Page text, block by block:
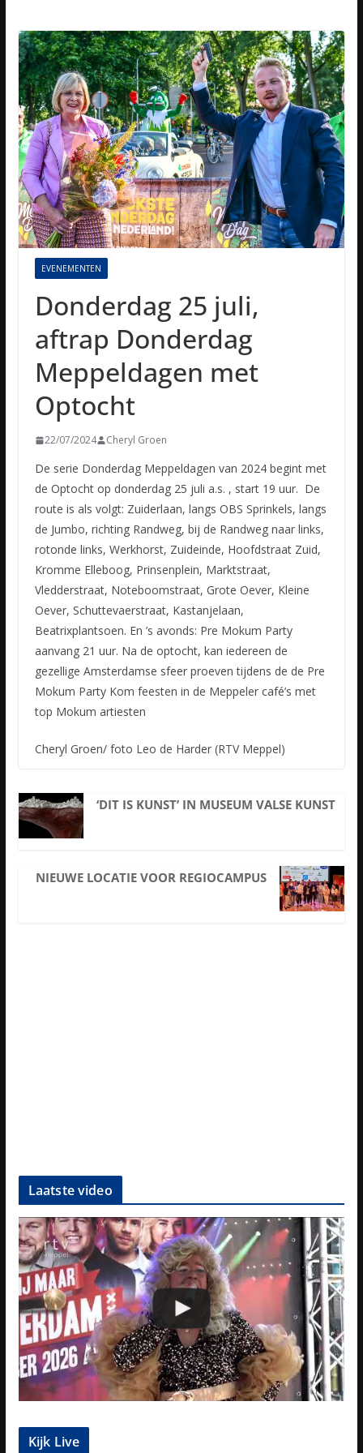
EVENEMENTEN
Donderdag 25 juli,
aftrap Donderdag
Meppeldagen met
Optocht
22/07/2024 Cheryl Groen
De serie Donderdag Meppeldagen van 2024 begint met
de Optocht op donderdag 25 juli a.s. , start 19 uur. De
route is als volgt: Zuiderlaan, langs OBS Sprinkels, langs
de Jumbo, richting Randweg, bij de Randweg naar links,
rotonde links, Werkhorst, Zuideinde, Hoofdstraat Zuid,
Kromme Elleboog, Prinsenplein, Marktstraat,
Vledderstraat, Noteboomstraat, Grote Oever, Kleine
Oever, Schuttevaerstraat, Kastanjelaan,
Beatrixplantsoen. En ’s avonds: Pre Mokum Party
aanvang 21 uur. Na de optocht, kan iedereen de
gezellige Amsterdamse sfeer proeven tijdens de de Pre
Mokum Party Kom feesten in de Meppeler café’s met
top Mokum artiesten
Cheryl Groen/ foto Leo de Harder (RTV Meppel)
‘DIT IS KUNST’ IN MUSEUM VALSE KUNST
NIEUWE LOCATIE VOOR REGIOCAMPUS
Laatste video
Kijk Live